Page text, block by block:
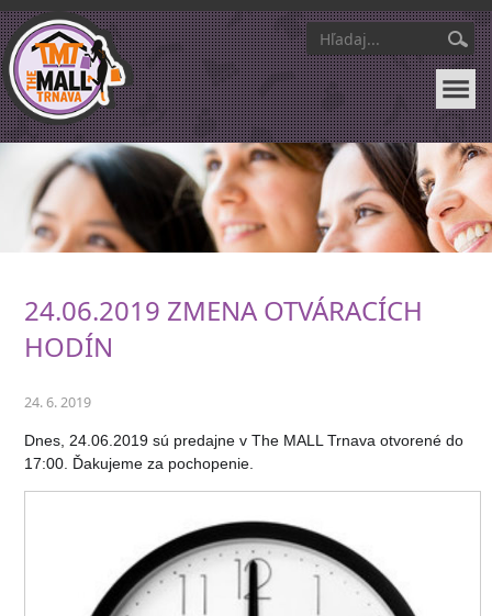
24.06.2019 ZMENA OTVÁRACÍCH
HODÍN
24. 6. 2019
Dnes, 24.06.2019 sú predajne v The MALL Trnava otvorené do
17:00. Ďakujeme za pochopenie.